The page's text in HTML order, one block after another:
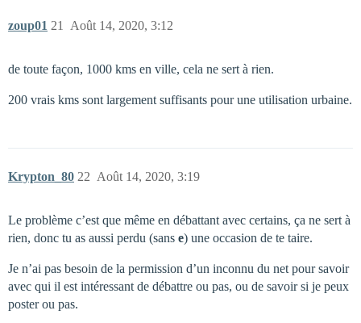
zoup01 Août 14, 2020, 3:12
21
de toute façon, 1000 kms en ville, cela ne sert à rien.
200 vrais kms sont largement suffisants pour une utilisation urbaine.
Krypton_80 Août 14, 2020, 3:19
22
Le problème c’est que même en débattant avec certains, ça ne sert à
rien, donc tu as aussi perdu (sans e) une occasion de te taire.
Je n’ai pas besoin de la permission d’un inconnu du net pour savoir
avec qui il est intéressant de débattre ou pas, ou de savoir si je peux
poster ou pas.